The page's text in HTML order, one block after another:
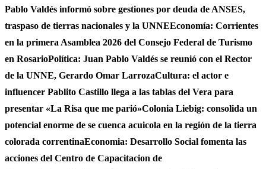
Pablo Valdés informó sobre gestiones por deuda de ANSES,
traspaso de tierras nacionales y la UNNEEconomía: Corrientes
en la primera Asamblea 2026 del Consejo Federal de Turismo
en RosarioPolítica: Juan Pablo Valdés se reunió con el Rector
de la UNNE, Gerardo Omar LarrozaCultura: el actor e
influencer Pablito Castillo llega a las tablas del Vera para
presentar «La Risa que me parió»Colonia Liebig: consolida un
potencial enorme de se cuenca acuicola en la región de la tierra
colorada correntinaEconomia: Desarrollo Social fomenta las
acciones del Centro de Capacitacion de